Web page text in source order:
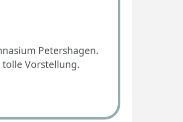
Petershagen.
Vorstellung.